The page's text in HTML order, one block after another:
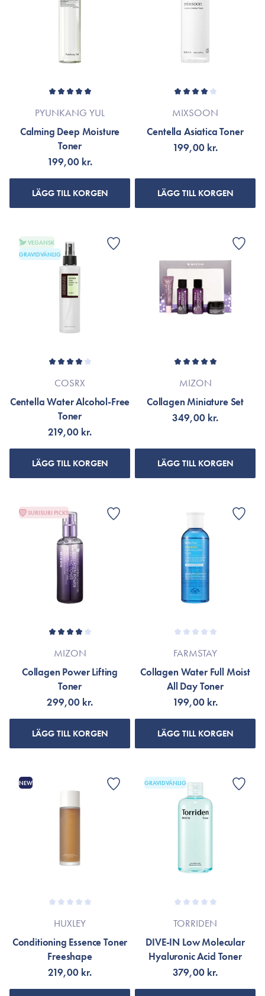
PYUNKANG YUL
Calming Deep Moisture
Toner
199,00 kr.
LÄGG TILL KORGEN
MIXSOON
Centella Asiatica Toner
199,00 kr.
LÄGG TILL KORGEN
VEGANSK
GRAVIDVÄNLIG
COSRX
Centella Water Alcohol-Free
Toner
219,00 kr.
LÄGG TILL KORGEN
MIZON
Collagen Miniature Set
349,00 kr.
LÄGG TILL KORGEN
SURISURI PICKS
MIZON
Collagen Power Lifting
Toner
299,00 kr.
LÄGG TILL KORGEN
FARMSTAY
Collagen Water Full Moist
All Day Toner
199,00 kr.
LÄGG TILL KORGEN
NEW
HUXLEY
Conditioning Essence Toner
Freeshape
219,00 kr.
GRAVIDVÄNLIG
TORRIDEN
DIVE-IN Low Molecular
Hyaluronic Acid Toner
379,00 kr.